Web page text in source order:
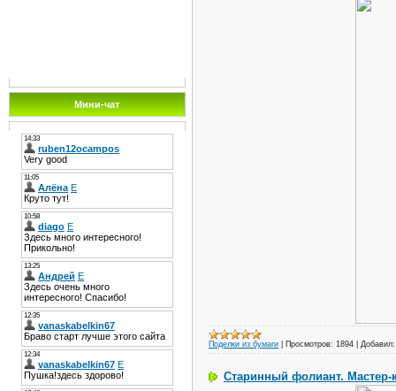
Мини-чат
Поделки из бумаги Просмотров: 1894 Добавил:
Старинный фолиант. Мастер-